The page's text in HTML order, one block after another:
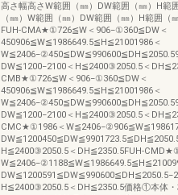
高さ幅高さW範囲（㎜）DW範囲（㎜）H範
（㎜）W範囲（㎜）DW範囲（㎜）H範囲（
FUH-CMA★①726≦W＜906−①360≦DW＜
450906≦W≦1986649.5≦H≦21001986＜
DW≦1200−2100＜H≦2400③2050.5＜
CMB★①726≦W＜906−①360≦DW＜
450906≦W≦1986649.5≦H≦21001986＜
DW≦1200−2100＜H≦2400③2050.5＜
CMC★①1986＜
H≦2400③2050.5＜DH≦2350.5FUH-
H≦2400③2050.5＜DH≦2350.5価格①本体・